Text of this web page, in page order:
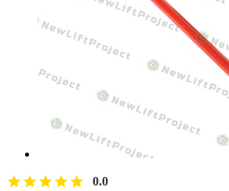
0.0